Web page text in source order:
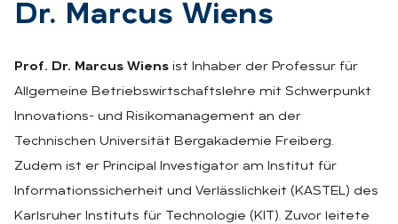
Dr. Mar­cus Wiens
Prof. Dr. Marcus Wiens ist Inhaber der Professur für
Allgemeine Betriebswirtschaftslehre mit Schwerpunkt
Innovations- und Risikomanagement an der
Technischen Universität Bergakademie Freiberg.
Zudem ist er Principal Investigator am Institut für
Informationssicherheit und Verlässlichkeit (KASTEL) des
Karlsruher Instituts für Technologie (KIT). Zuvor leitete